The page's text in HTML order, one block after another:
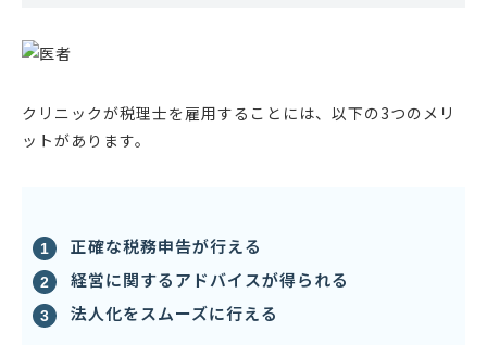
クリニックが税理士を雇用することには、以下の3つのメリ
ットがあります。
正確な税務申告が行える
経営に関するアドバイスが得られる
法人化をスムーズに行える